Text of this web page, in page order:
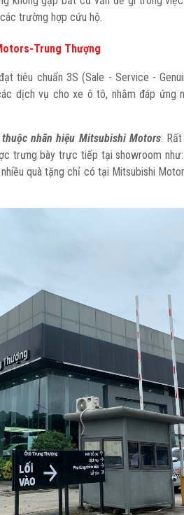
trường hợp cứu hộ.
Trung Thượng
tiêu chuẩn 3S (Sale - Service -
dịch vụ cho xe ô tô, nhằm đáp ứng
nhãn hiệu Mitsubishi Motors:
trưng bày trực tiếp tại showroom như:
quà tặng chỉ có tại Mitsubishi